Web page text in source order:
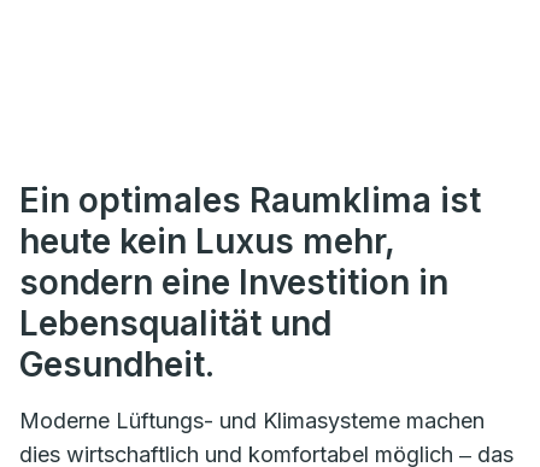
Ein optimales Raumklima ist
heute kein Luxus mehr,
sondern eine Investition in
Lebensqualität und
Gesundheit.
Moderne Lüftungs- und Klimasysteme machen
dies wirtschaftlich und komfortabel möglich ‒ das